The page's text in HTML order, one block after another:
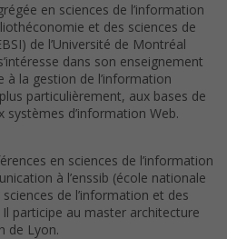
en sciences de l’information
et des sciences de
de l’Université de Montréal
dans son enseignement
à la gestion de l’information
particulièrement, aux bases de
systèmes d’information Web.
en sciences de l’information
à l’enssib (école nationale
de l’information et des
participe au master architecture
de Lyon.